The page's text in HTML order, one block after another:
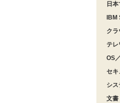
日
IBM
クラ
テレ
OS
セキ
シ
文書